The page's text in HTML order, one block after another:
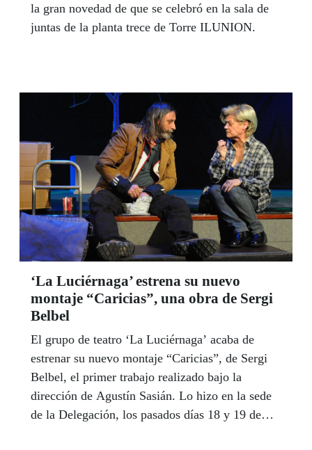
la gran novedad de que se celebró en la sala de
juntas de la planta trece de Torre ILUNION.
‘La Luciérnaga’ estrena su nuevo
montaje “Caricias”, una obra de Sergi
Belbel
El grupo de teatro ‘La Luciérnaga’ acaba de
estrenar su nuevo montaje “Caricias”, de Sergi
Belbel, el primer trabajo realizado bajo la
dirección de Agustín Sasián. Lo hizo en la sede
de la Delegación, los pasados días 18 y 19 de